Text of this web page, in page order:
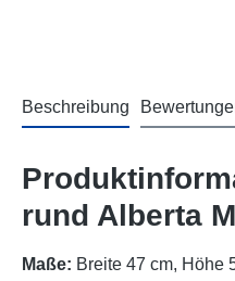
Beschreibung
rund Alberta
Maße: Breite 47 cm, Höhe